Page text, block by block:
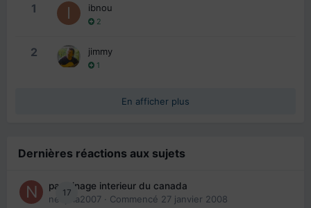
1 ibnou
2
2 jimmy
1
En afficher plus
Dernières réactions aux sujets
17
parrainage interieur du canada
nedjma2007 · Commencé 27 janvier 2008